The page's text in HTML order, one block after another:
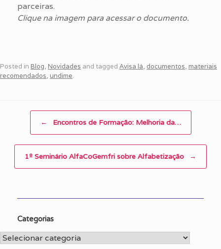
parceiras.
Clique na imagem para acessar o documento.
Posted in Blog, Novidades and tagged Avisa lá, documentos, materiais
recomendados, undime.
Post navigation
← Encontros de Formação: Melhoria da…
1º Seminário AlfaCoGemfri sobre Alfabetização →
Categorias
Categorias